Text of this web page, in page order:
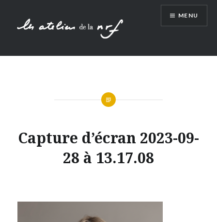
contenu
MENU
Capture d’écran 2023-09-
28 à 13.17.08